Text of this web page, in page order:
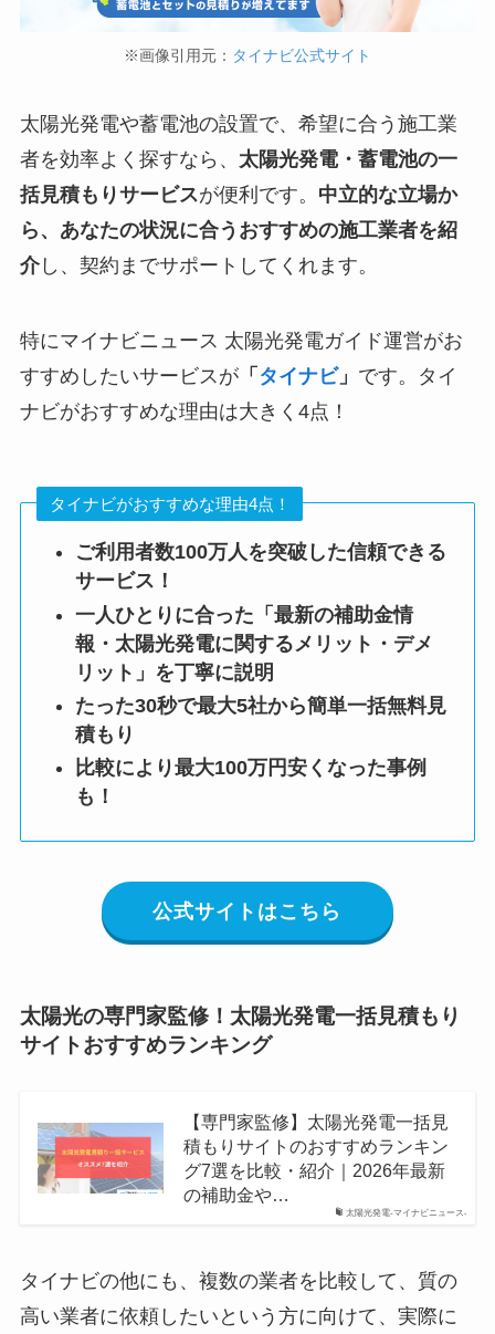
※画像引用元： タイナビ公式サイト
太陽光発電や蓄電池の設置で、希望に合う施工業
者を効率よく探すなら、 太陽光発電・蓄電池の一
括見積もりサービスが便利です。 中立的な立場か
ら、あなたの状況に合うおすすめの施工業者を紹
介し、契約までサポートしてくれます。
特にマイナビニュース 太陽光発電ガイド運営がお
すすめしたいサービスが「 タイナビ」 です。タイ
ナビがおすすめな理由は大きく4点！
タイナビがおすすめな理由4点！
ご利用者数100万人を突破した信頼できる
サービス！
一人ひとりに合った「最新の補助金情
報・太陽光発電に関するメリット・デメ
リット」を丁寧に説明
たった30秒で最大5社から簡単一括無料見
積もり
比較により最大100万円安くなった事例
も！
公式サイトはこちら
太陽光の専門家監修！太陽光発電一括見積もり
サイトおすすめランキング
太陽光発電-マイナビニュース-
【専門家監修】太陽光発電一括見
積もりサイトのおすすめランキン
グ7選を比較・紹介｜2026年最新
の補助金や…
タイナビの他にも、複数の業者を比較して、質の
高い業者に依頼したいという方に向けて、実際に